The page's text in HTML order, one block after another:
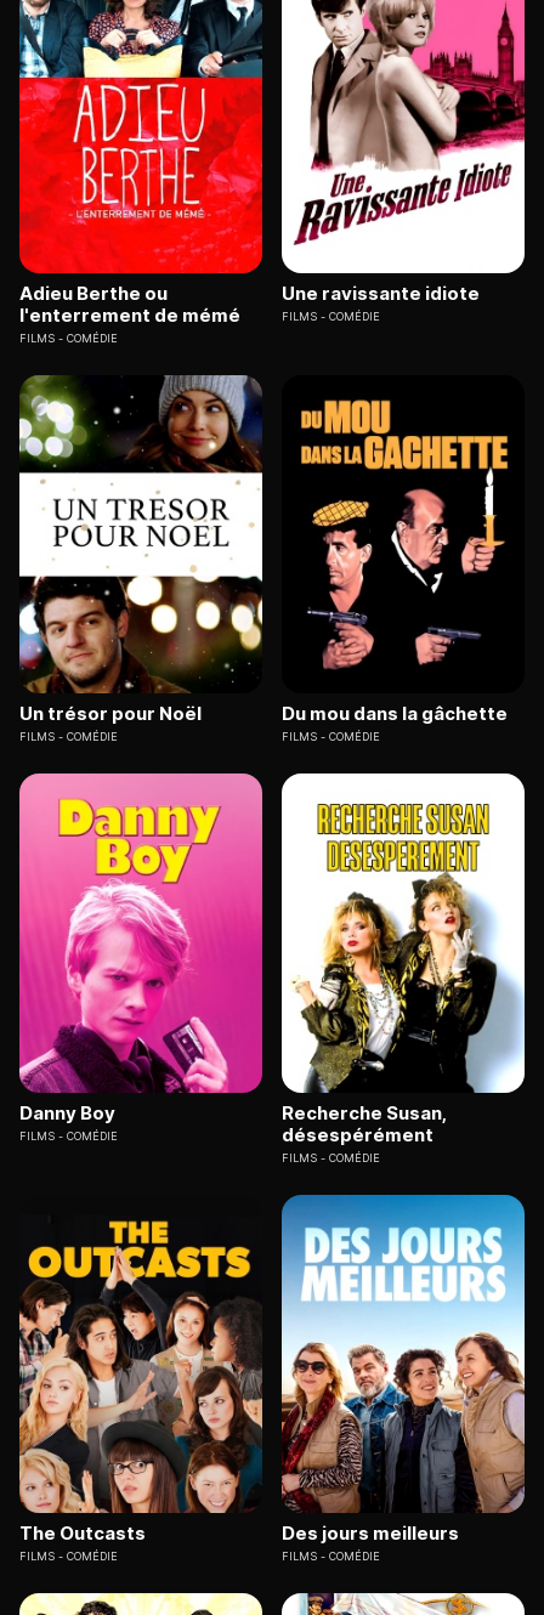
Adieu Berthe ou
l'enterrement de mémé
FILMS COMÉDIE
Une ravissante idiote
FILMS COMÉDIE
Un trésor pour Noël
FILMS COMÉDIE
Du mou dans la gâchette
FILMS COMÉDIE
Danny Boy
FILMS COMÉDIE
Recherche Susan,
désespérément
FILMS COMÉDIE
The Outcasts
FILMS COMÉDIE
Des jours meilleurs
FILMS COMÉDIE